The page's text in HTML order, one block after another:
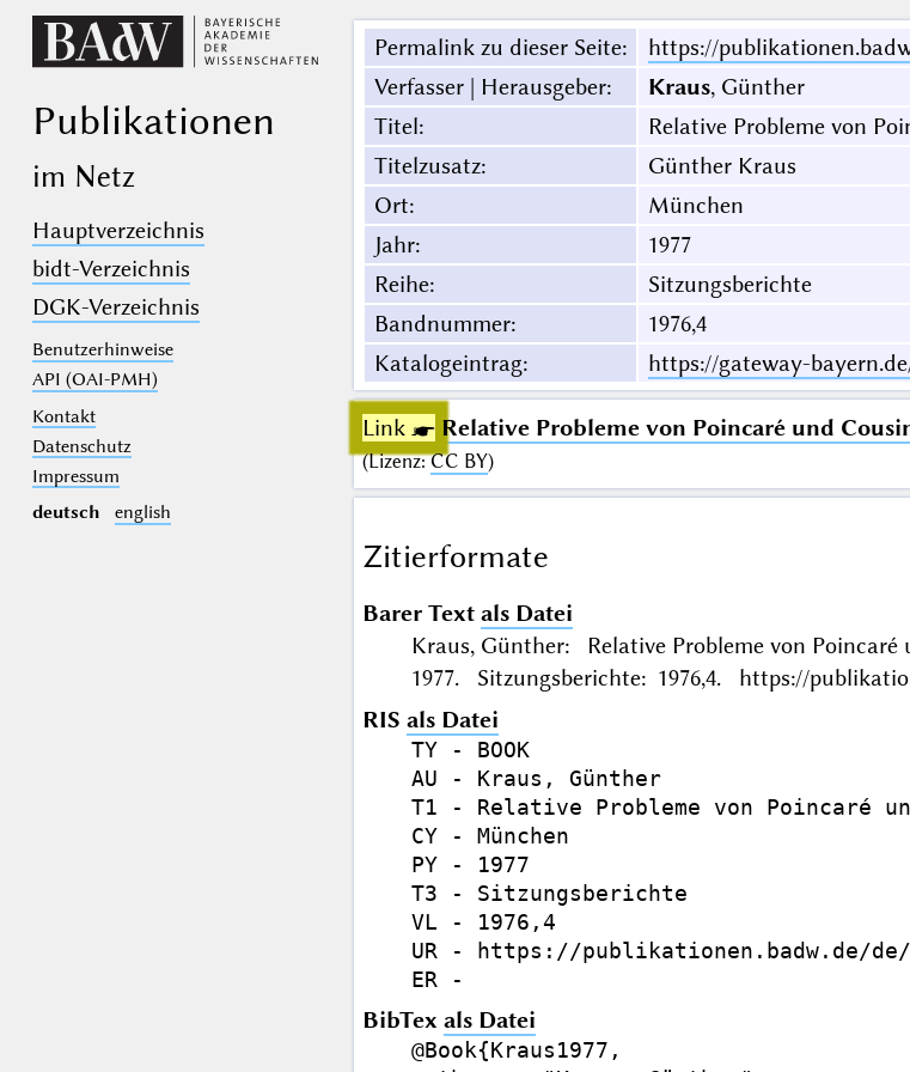
Publikationen
im Netz
Hauptverzeichnis
bidt-Verzeichnis
DGK-Verzeichnis
Benutzerhinweise
API (OAI-PMH)
Kontakt
Datenschutz
Impressum
deutsch
english
Permalink zu dieser Seite:
https://
Verfasser | Herausgeber: Kraus, Günther
Titel:
Relative Probleme von
Titelzusatz:
Günther Kraus
Ort:
München
Jahr:
1977
Reihe:
Sitzungsberichte
Bandnummer:
1976,4
Katalogeintrag: https://gateway-
Link ☛ Relative Probleme von Poincaré und
(Lizenz:CC BY)
Zitierformate
Barer Text als Datei
Kraus, Günther: Relative Probleme von
1977. Sitzungsberichte: 1976,4. https://
RIS als Datei
TY - BOOK
AU - Kraus, Günther
T1 - Relative Probleme von Poincaré
CY - München
PY - 1977
T3 - Sitzungsberichte
VL - 1976,4
UR - https://publikationen.badw.de/de/
BibTex als Datei
@Book{Kraus1977,